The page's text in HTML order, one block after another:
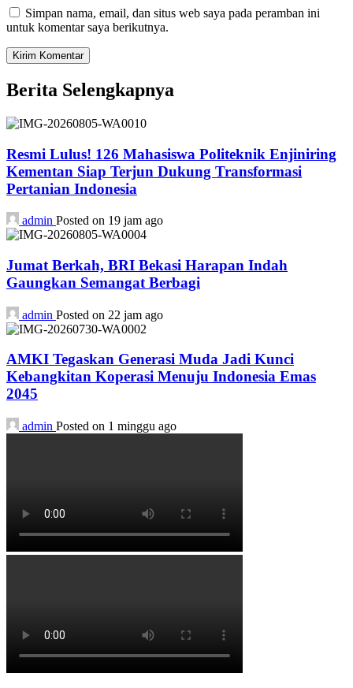
Simpan nama, email, dan situs web saya pada peramban ini
untuk komentar saya berikutnya.
Berita Selengkapnya
Resmi Lulus! 126 Mahasiswa Politeknik Enjiniring
Kementan Siap Terjun Dukung Transformasi
Pertanian Indonesia
admin Posted on 19 jam ago
Jumat Berkah, BRI Bekasi Harapan Indah
Gaungkan Semangat Berbagi
admin Posted on 22 jam ago
AMKI Tegaskan Generasi Muda Jadi Kunci
Kebangkitan Koperasi Menuju Indonesia Emas
2045
admin Posted on 1 minggu ago